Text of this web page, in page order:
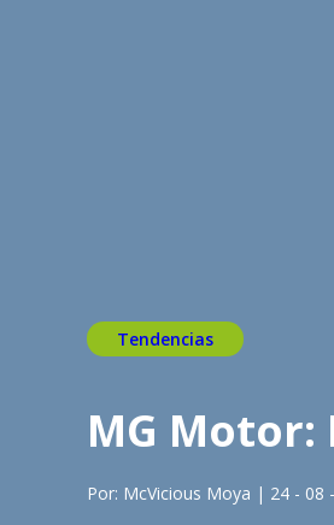
Tendencias
MG
Por: McVicious Moya | 24 - 08